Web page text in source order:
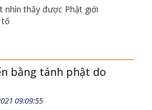
nhìn thấy được Phật giới
tố
bằng tánh phật do
09:09:55